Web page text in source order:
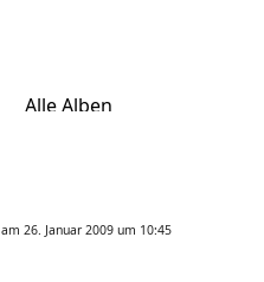
Alle Alben
am 26. Januar 2009 um 10:45